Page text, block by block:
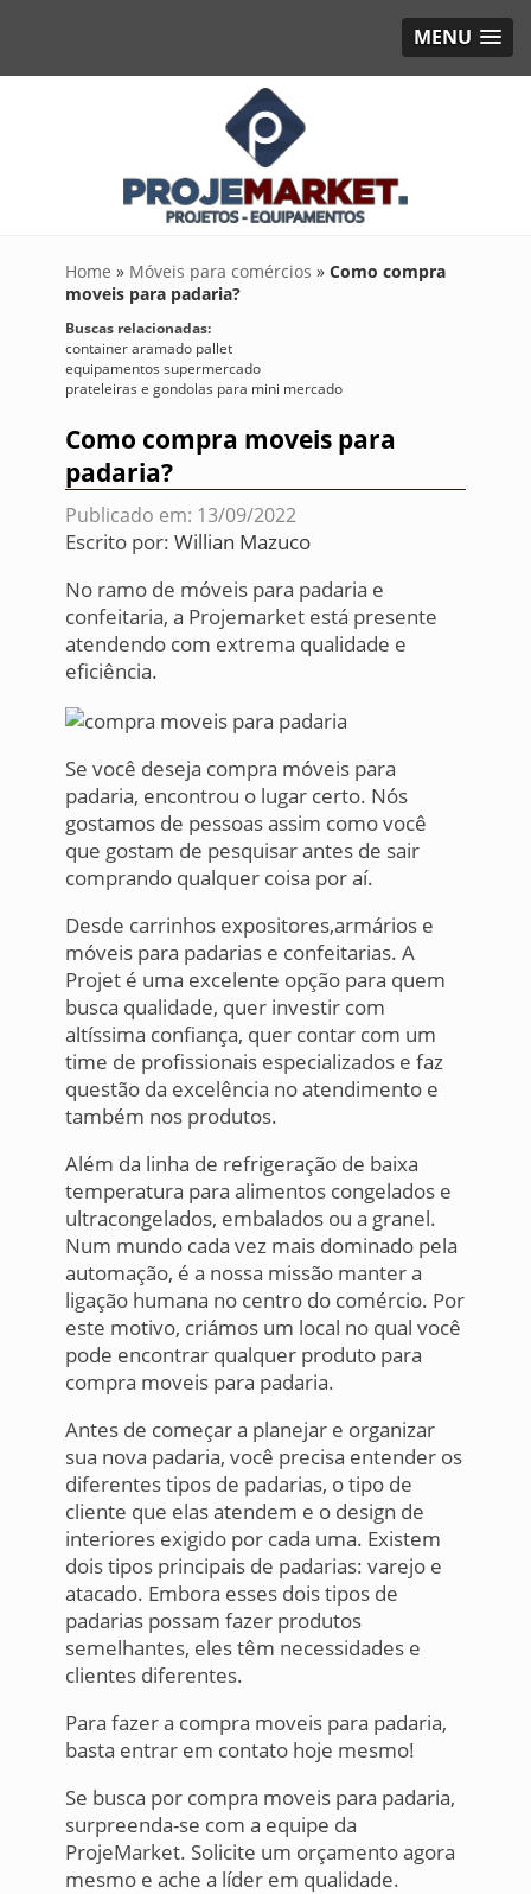
MENU
Home » Móveis para comércios » Como compra
moveis para padaria?
Buscas relacionadas:
container aramado pallet
equipamentos supermercado
prateleiras e gondolas para mini mercado
Como compra moveis para
padaria?
Publicado em: 13/09/2022
Escrito por: Willian Mazuco
No ramo de móveis para padaria e
confeitaria, a Projemarket está presente
atendendo com extrema qualidade e
eficiência.
Se você deseja compra móveis para
padaria, encontrou o lugar certo. Nós
gostamos de pessoas assim como você
que gostam de pesquisar antes de sair
comprando qualquer coisa por aí.
Desde carrinhos expositores,armários e
móveis para padarias e confeitarias. A
Projet é uma excelente opção para quem
busca qualidade, quer investir com
altíssima confiança, quer contar com um
time de profissionais especializados e faz
questão da excelência no atendimento e
também nos produtos.
Além da linha de refrigeração de baixa
temperatura para alimentos congelados e
ultracongelados, embalados ou a granel.
Num mundo cada vez mais dominado pela
automação, é a nossa missão manter a
ligação humana no centro do comércio. Por
este motivo, criámos um local no qual você
pode encontrar qualquer produto para
compra moveis para padaria.
Antes de começar a planejar e organizar
sua nova padaria, você precisa entender os
diferentes tipos de padarias, o tipo de
cliente que elas atendem e o design de
interiores exigido por cada uma. Existem
dois tipos principais de padarias: varejo e
atacado. Embora esses dois tipos de
padarias possam fazer produtos
semelhantes, eles têm necessidades e
clientes diferentes.
Para fazer a compra moveis para padaria,
basta entrar em contato hoje mesmo!
Se busca por compra moveis para padaria,
surpreenda-se com a equipe da
ProjeMarket. Solicite um orçamento agora
mesmo e ache a líder em qualidade.